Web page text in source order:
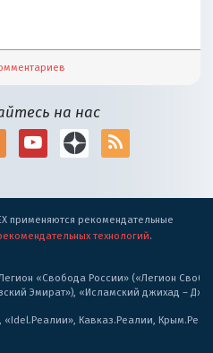
на нас
применяются рекомендательные
технологий.
«Свобода России» («Легион
Эмират»), «Исламский джихад –
Кавказ.Реалии,